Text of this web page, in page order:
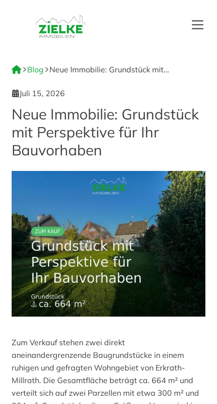
Blog
Neue Immobilie: Grundstück mit
Juli 15, 2026
Neue Immobilie: Grundstück
mit Perspektive für Ihr
Bauvorhaben
Zum Verkauf stehen zwei direkt
aneinandergrenzende Baugrundstücke in einem
ruhigen und gefragten Wohngebiet von Erkrath-
Millrath. Die Gesamtfläche beträgt ca. 664 m² und
verteilt sich auf zwei Parzellen mit etwa 300 m² und